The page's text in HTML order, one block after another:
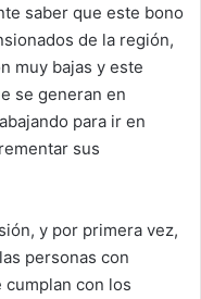
saber que este bono
de la región,
muy bajas y este
se generan en
para ir en
sus
y por primera vez,
personas con
con los